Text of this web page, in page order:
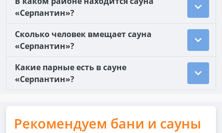
«Серпантин»?
Сколько человек вмещает сауна
«Серпантин»?
Какие парные есть в сауне
«Серпантин»?
Рекомендуем бани и сауны